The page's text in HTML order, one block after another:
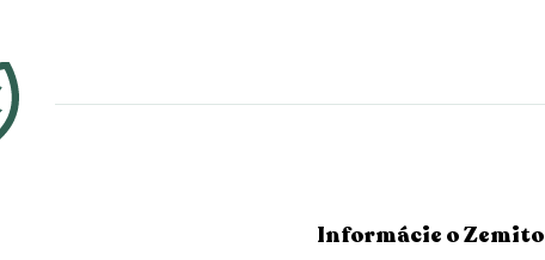
Informácie o Zemito